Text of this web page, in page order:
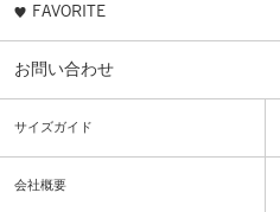
FAVORITE
お問い合わせ
サイズガイド
会社概要